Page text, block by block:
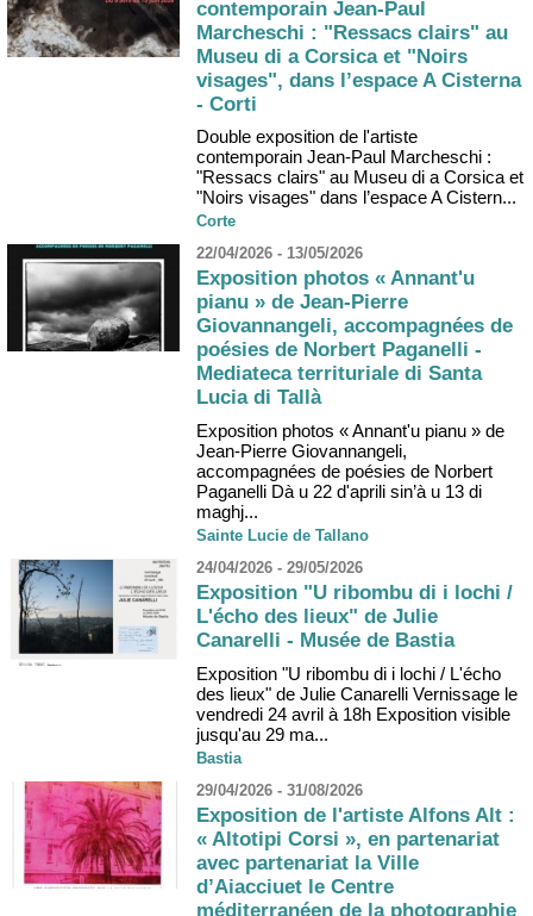
contemporain Jean-Paul
Marcheschi : "Ressacs clairs" au
Museu di a Corsica et "Noirs
visages", dans l’espace A Cisterna
- Corti
Double exposition de l'artiste
contemporain Jean-Paul Marcheschi :
"Ressacs clairs" au Museu di a Corsica et
"Noirs visages" dans l’espace A Cistern...
Corte
22/04/2026 - 13/05/2026
Exposition photos « Annant'u
pianu » de Jean-Pierre
Giovannangeli, accompagnées de
poésies de Norbert Paganelli -
Mediateca territuriale di Santa
Lucia di Tallà
Exposition photos « Annant'u pianu » de
Jean-Pierre Giovannangeli,
accompagnées de poésies de Norbert
Paganelli Dà u 22 d'aprili sin’à u 13 di
maghj...
Sainte Lucie de Tallano
24/04/2026 - 29/05/2026
Exposition "U ribombu di i lochi /
L'écho des lieux" de Julie
Canarelli - Musée de Bastia
Exposition "U ribombu di i lochi / L'écho
des lieux" de Julie Canarelli Vernissage le
vendredi 24 avril à 18h Exposition visible
jusqu'au 29 ma...
Bastia
29/04/2026 - 31/08/2026
Exposition de l'artiste Alfons Alt :
« Altotipi Corsi », en partenariat
avec partenariat la Ville
d’Aiacciuet le Centre
méditerranéen de la photographie